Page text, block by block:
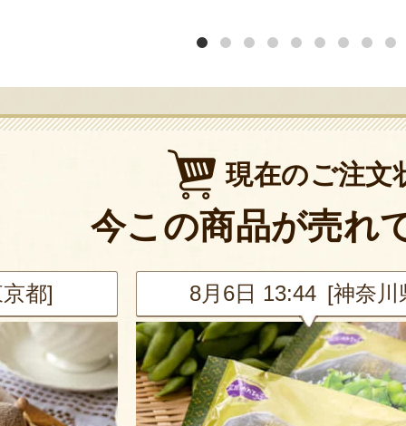
現在のご注文
今この商品が売れ
都] 8月6日 13:44 [神奈川